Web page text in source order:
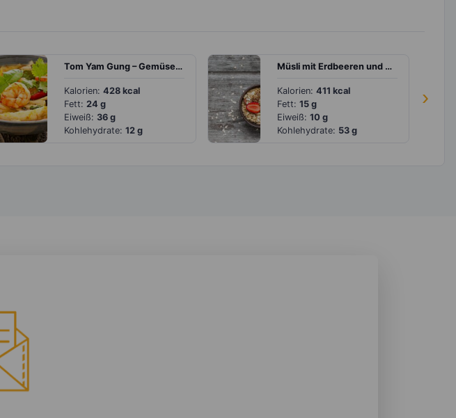
›
Tom Yam Gung – Gemüsesuppe mit Garnelen
Kalorien: 428 kcal
Fett: 24 g
Eiweiß: 36 g
Kohlehydrate: 12 g
Müsli mit Erdbeeren und Walnüssen
Kalorien: 411 kcal
Fett: 15 g
Eiweiß: 10 g
Kohlehydrate: 53 g